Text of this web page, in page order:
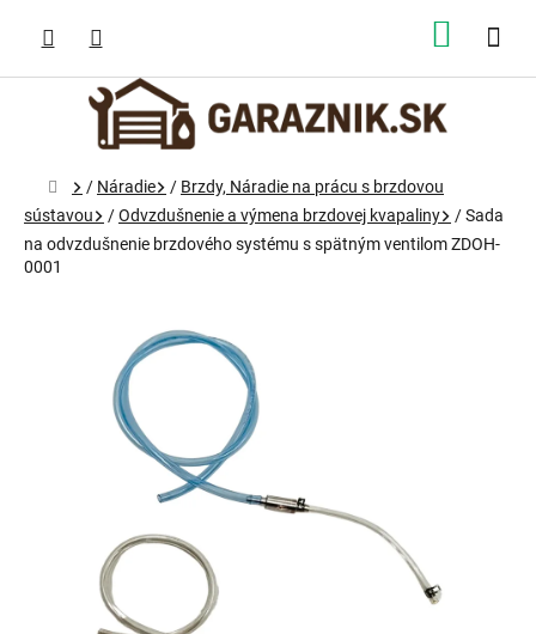
Domov
/ Náradie / Brzdy, Náradie na prácu s brzdovou
sústavou
/Odvzdušnenie a výmena brzdovej kvapaliny /Sada
na odvzdušnenie brzdového systému s spätným ventilom ZDOH-
0001